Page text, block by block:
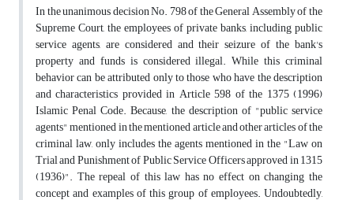
In the unanimous decision No. 798 of the General Assembly of the
Supreme Court, the employees of private banks, including public
service agents, are considered and their seizure of the bank's
property and funds is considered illegal. While this criminal
behavior can be attributed only to those who have the description
and characteristics provided in Article 598 of the 1375 (1996)
Islamic Penal Code. Because, the description of "public service
agents" mentioned in the mentioned article and other articles of the
criminal law, only includes the agents mentioned in the "Law on
Trial and Punishment of Public Service Officers approved in 1315
(1936)". The repeal of this law has no effect on changing the
concept and examples of this group of employees. Undoubtedly,